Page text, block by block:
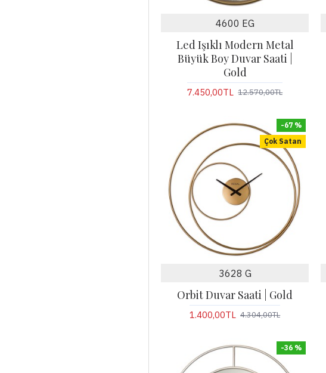
4600 EG
Led Işıklı Modern Metal
Büyük Boy Duvar Saati |
Gold
7.450,00TL 12.570,00TL
Çok Satan
-67 %
3628 G
Orbit Duvar Saati | Gold
1.400,00TL 4.304,00TL
-36 %